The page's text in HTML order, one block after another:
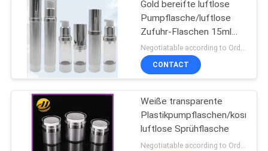
Gold bereifte luftlose
Pumpflasche/luftlose
Zufuhr-Flaschen 15ml
100ml
Negotiatable according to Order Quantity and printing Requirements MOQ:3000pcs pro Größe
CONTACT
Weiße transparente
Plastikpumpflaschen/
luftlose Sprühflasche
Negotiatable according to Order Quantity and printing Requirements MOQ:5000pcs pro Größe